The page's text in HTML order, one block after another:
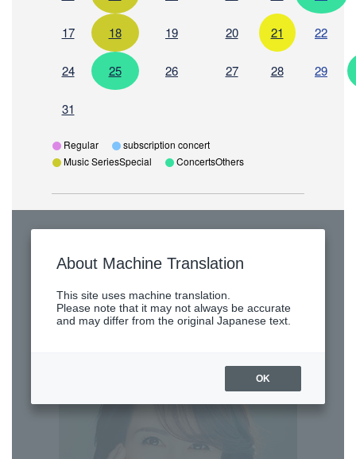
17 18 19 20 21 22
24 25 26 27 28 29
31
Regular subscription concert
Music SeriesSpecial
ConcertsOthers